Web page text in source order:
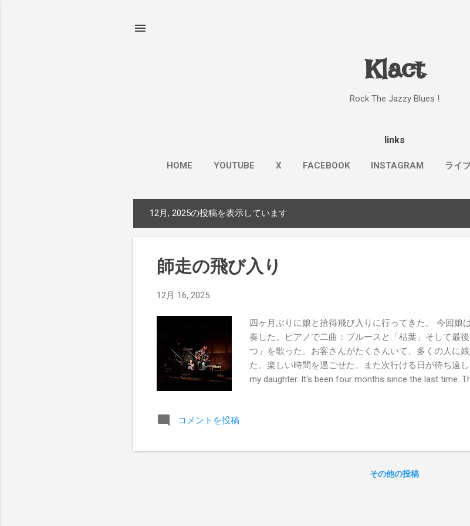
Klact
Rock The Jazzy Blues !
links
HOME YOUTUBE X FACEBOOK INSTAGRAM ライ
稿
12月, 2025の投稿を表示しています
師走の飛び入り
12月 16, 2025
四ヶ月ぶりに娘と拾得飛び入りに行ってきた。 今回娘
奏した。ピアノで二曲：ブルースと「枯葉」そして最
つ」を歌った。お客さんがたくさんいて、多くの人に
た。楽しい時間を過ごせた、また次行ける日が待ち遠
my daughter. It's been four months since the last time.
コメントを投稿
その他の投稿